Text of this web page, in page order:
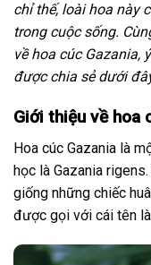
chỉ thế, loài hoa này
trong cuộc sống.
về hoa cúc Gazania,
được chia sẻ dưới
Giới thiệu về hoa
Hoa cúc Gazania là
học là Gazania
giống những chiếc
được gọi với cái tên